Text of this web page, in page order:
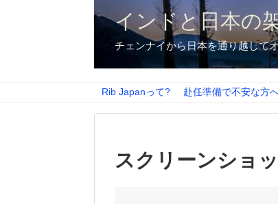
インドと日本の
チェンナイから日本を通り越して
Rib Japanって? 赴任準備で不安な方へ
スクリーンショ